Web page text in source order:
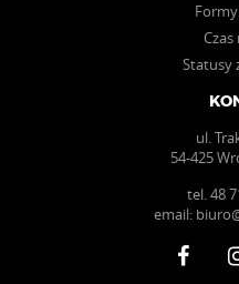
Czas
Statusy
ul.
54-425
tel.48
email: